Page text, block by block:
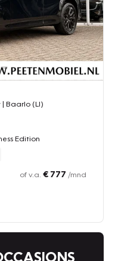
| Baarlo (LI)
Edition
of v.a. € 777 /mnd